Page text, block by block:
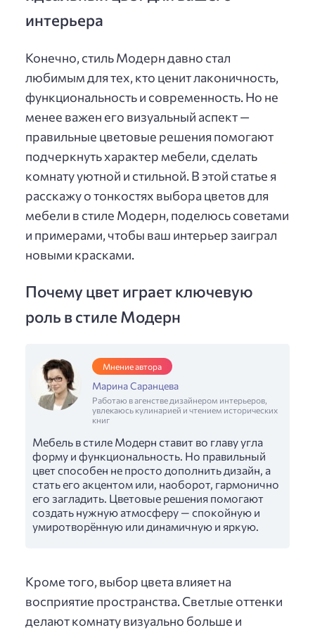
интерьера
Конечно, стиль Модерн давно стал
любимым для тех, кто ценит лаконичность,
функциональность и современность. Но не
менее важен его визуальный аспект —
правильные цветовые решения помогают
подчеркнуть характер мебели, сделать
комнату уютной и стильной. В этой статье я
расскажу о тонкостях выбора цветов для
мебели в стиле Модерн, поделюсь советами
и примерами, чтобы ваш интерьер заиграл
новыми красками.
Почему цвет играет ключевую
роль в стиле Модерн
Мнение автора
Марина Саранцева
Работаю в агенстве дизайнером интерьеров,
увлекаюсь кулинарией и чтением исторических
книг
Мебель в стиле Модерн ставит во главу угла
форму и функциональность. Но правильный
цвет способен не просто дополнить дизайн, а
стать его акцентом или, наоборот, гармонично
его загладить. Цветовые решения помогают
создать нужную атмосферу — спокойную и
умиротворённую или динамичную и яркую.
Кроме того, выбор цвета влияет на
восприятие пространства. Светлые оттенки
делают комнату визуально больше и